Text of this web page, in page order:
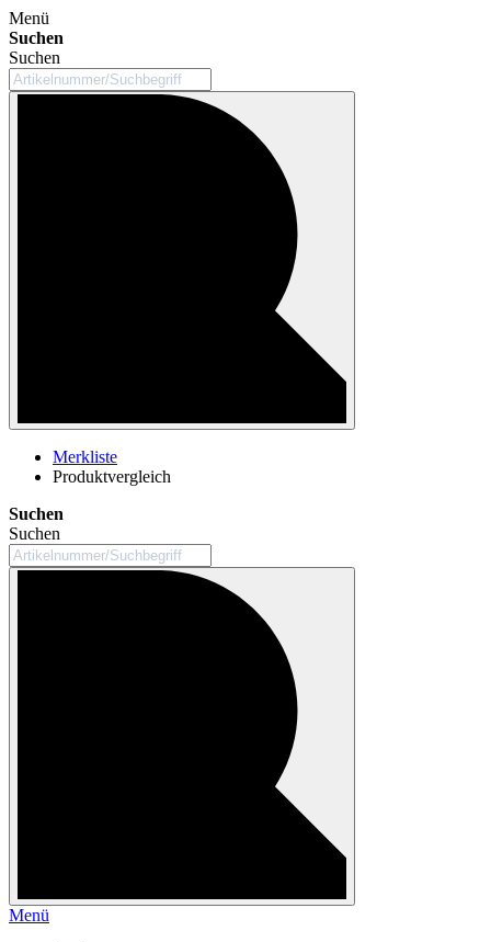
Menü
Suchen
Suchen
Merkliste
Produktvergleich
Suchen
Suchen
Menü